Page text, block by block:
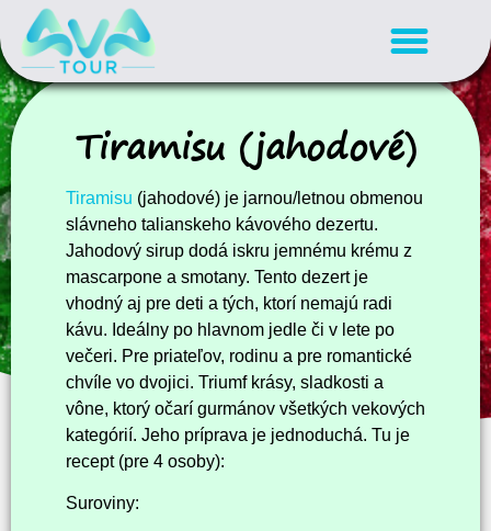
Tiramisu (jahodové)
Tiramisu (jahodové) je jarnou/letnou obmenou
slávneho talianskeho kávového dezertu.
Jahodový sirup dodá iskru jemnému krému z
mascarpone a smotany. Tento dezert je
vhodný aj pre deti a tých, ktorí nemajú radi
kávu. Ideálny po hlavnom jedle či v lete po
večeri. Pre priateľov, rodinu a pre romantické
chvíle vo dvojici. Triumf krásy, sladkosti a
vône, ktorý očarí gurmánov všetkých vekových
kategórií. Jeho príprava je jednoduchá. Tu je
recept (pre 4 osoby):
Suroviny: